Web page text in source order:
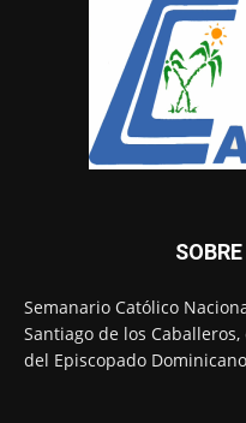
Semanario Católico
Santiago de los
del Episcopado